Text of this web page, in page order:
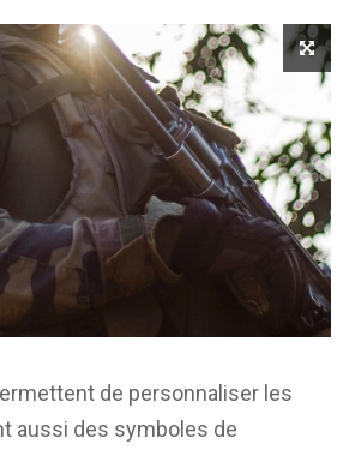
de personnaliser les
aussi des symboles de